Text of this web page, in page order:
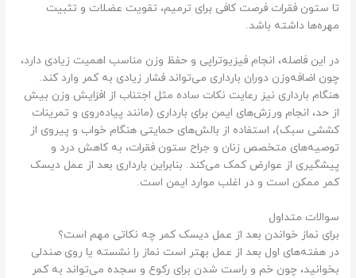
تا ستون فقرات فرصت کافی برای ترمیم، تقویت عضلات و تثبیت
مهره‌ها داشته باشد.
در این فاصله، انجام فیزیوتراپی و حفظ وزن مناسب اهمیت زیادی دارد،
چون اضافه‌وزن دوران بارداری می‌تواند فشار زیادی به کمر وارد کند.
هنگام بارداری نیز رعایت نکات ساده مثل اجتناب از افزایش وزن بیش
از حد، انجام ورزش‌های ایمن برای بارداری (مانند پیاده‌روی و تمرینات
کششی سبک)، استفاده از بالش‌های حمایتی هنگام خواب و پیروی از
توصیه‌های متخصص زنان و جراح ستون فقرات، به کاهش درد و
پیشگیری از عوارض کمک می‌کند. بنابراین بارداری بعد از عمل دیسک
کمر ممکن است و در اغلب موارد ایمن است.
سوالات متداول
برای نماز خواندن بعد از عمل دیسک کمر چه نکاتی مهم است؟
در هفته‌های اول بعد از عمل بهتر است نماز را نشسته یا روی صندلی
بخوانید، چون خم و راست شدن برای رکوع و سجده می‌تواند به کمر